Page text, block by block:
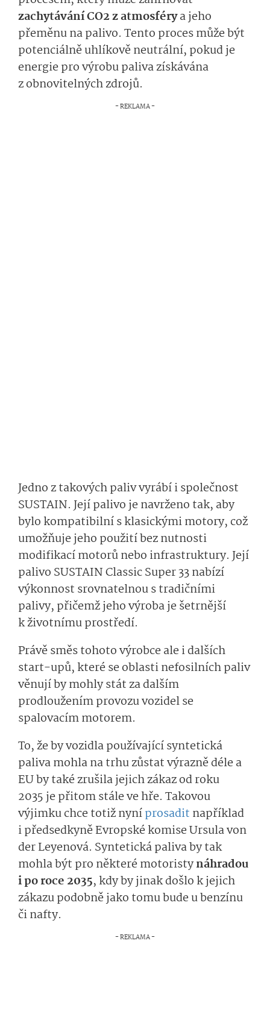
zachytávání CO2 z atmosférya jeho
přeměnu na palivo. Tento proces může být
potenciálně uhlíkově neutrální, pokud je
energie pro výrobu paliva získávána
z obnovitelných zdrojů.
Jedno z takových paliv vyrábí i společnost
SUSTAIN. Její palivo je navrženo tak, aby
bylo kompatibilní s klasickými motory, což
umožňuje jeho použití bez nutnosti
modifikací motorů nebo infrastruktury. Její
palivo SUSTAIN Classic Super 33 nabízí
výkonnost srovnatelnou s tradičními
palivy, přičemž jeho výroba je šetrnější
k životnímu prostředí.
Právě směs tohoto výrobce ale i dalších
start-upů, které se oblasti nefosilních paliv
věnují by mohly stát za dalším
prodloužením provozu vozidel se
spalovacím motorem.
To, že by vozidla používající syntetická
paliva mohla na trhu zůstat výrazně déle a
EU by také zrušila jejich zákaz od roku
2035 je přitom stále ve hře. Takovou
výjimku chce totiž nyníprosadit například
i předsedkyně Evropské komise Ursula von
der Leyenová. Syntetická paliva by tak
mohla být pro některé motoristynáhradou
i po roce 2035, kdy by jinak došlo k jejich
zákazu podobně jako tomu bude u benzínu
či nafty.